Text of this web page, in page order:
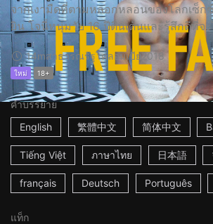
จากเงามืดที่ตามหลอกหลอนของโลกเซ็กซ์
ยิน โจนี่หนุ่มวัย 16 ปีตื่นเต้นและรู้สึกดีที่จะ
14mสาธารณรัฐโคลอมเบีย2018
ใหม่ 18+
คำบรรยาย
English
繁體中文 简体中文
Tiếng Việt ภาษาไทย 日本語
français Deutsch Português
แท็ก